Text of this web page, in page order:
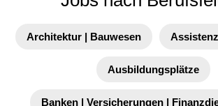
Architektur | Bauwesen
Ausbildungsplätze
Banken | Versicherungen |